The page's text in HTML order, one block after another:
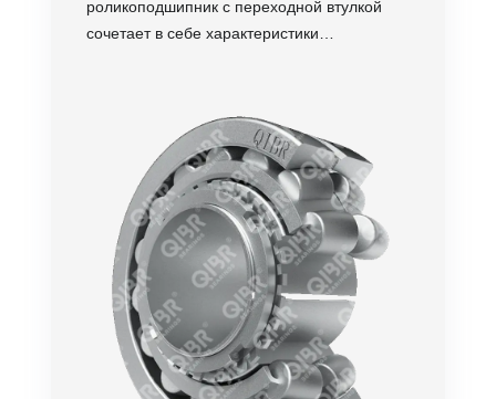
Ударопрочность
Устойчивость
Срок службы
Стоимость
роликоподшипник с переходной втулкой
сочетает в себе характеристики
переходной втулки для облегчения
монтажа и демонтажа.